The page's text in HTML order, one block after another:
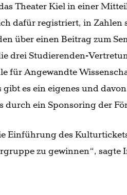
Theater Kiel in einer
dafür registriert, in Zahlen
über einen Beitrag zum
drei Studierenden-
für Angewandte
es ein eigenes und
ein Sponsoring der
Einführung des
zu gewinnen“,